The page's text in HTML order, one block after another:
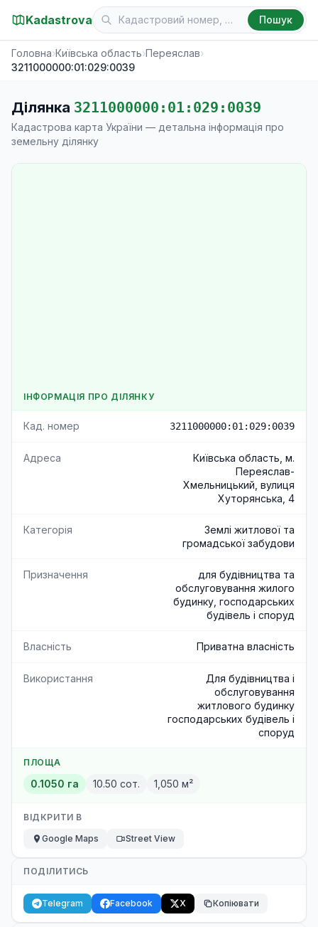
Kadastrova Пошук
Головна›Київська область›Переяслав›
3211000000:01:029:0039
Ділянка 3211000000:01:029:0039
Кадастрова карта України — детальна інформація про
земельну ділянку
ІНФОРМАЦІЯ ПРО ДІЛЯНКУ
Кад. номер 3211000000:01:029:0039
Адреса
Київська область, м.
Переяслав-
Хмельницький, вулиця
Хуторянська, 4
Категорія
Землі житлової та
громадської забудови
Призначення
для будівництва та
обслуговування жилого
будинку, господарських
будівель і споруд
Власність Приватна власність
Використання
Для будівництва і
обслуговування
житлового будинку
господарських будівель і
споруд
ПЛОЩА
0.1050 га 10.50 сот. 1,050 м²
ВІДКРИТИ В
Google Maps
Street View
ПОДІЛИТИСЬ
Telegram Facebook X Копіювати